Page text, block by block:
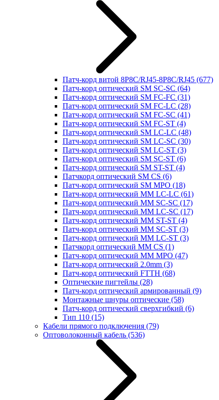
Патч-корд витой 8P8C/RJ45-8P8C/RJ45 (677)
Патч-корд оптический SM SC-SC (64)
Патч-корд оптический SM FC-FC (31)
Патч-корд оптический SM FC-LC (28)
Патч-корд оптический SM FC-SC (41)
Патч-корд оптический SM FC-ST (4)
Патч-корд оптический SM LC-LC (48)
Патч-корд оптический SM LC-SC (30)
Патч-корд оптический SM LC-ST (3)
Патч-корд оптический SM SC-ST (6)
Патч-корд оптический SM ST-ST (4)
Патчкорд оптический SM CS (6)
Патч-корд оптический SM MPO (18)
Патч-корд оптический MM LC-LC (61)
Патч-корд оптический MM SC-SC (17)
Патч-корд оптический MM LC-SC (17)
Патч-корд оптический MM ST-ST (4)
Патч-корд оптический MM SC-ST (3)
Патч-корд оптический MM LC-ST (3)
Патчкорд оптический MM CS (1)
Патч-корд оптический MM MPO (47)
Патч-корд оптический 2.0mm (3)
Патч-корд оптический FTTH (68)
Оптические пигтейлы (28)
Патч-корд оптический армированный (9)
Монтажные шнуры оптические (58)
Патч-корд оптический сверхгибкий (6)
Тип 110 (15)
Кабели прямого подключения (79)
Оптоволоконный кабель (536)